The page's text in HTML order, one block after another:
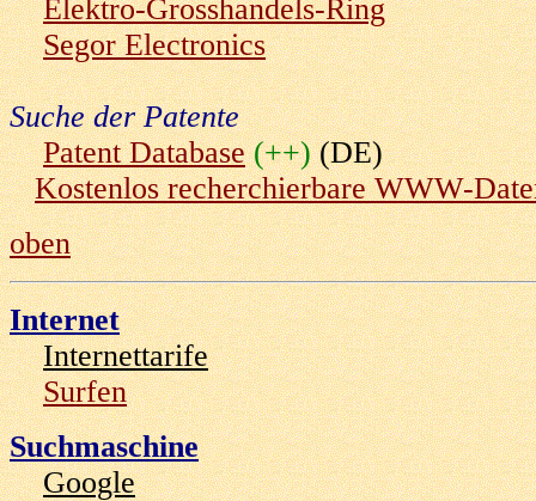
Elektro-Grosshandels-Ring
Segor Electronics
Suche der Patente
Patent Database (++)(DE)
Kostenlos recherchierbare WWW-
oben
Internet
Internettarife
Surfen
Suchmaschine
Google